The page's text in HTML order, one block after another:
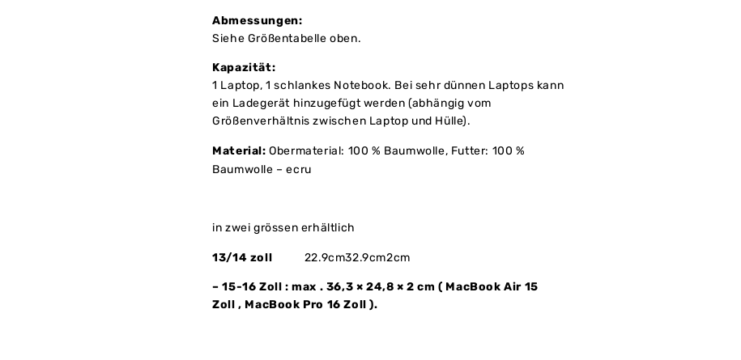
Abmessungen:
Siehe Größentabelle oben.
Kapazität:
1 Laptop, 1 schlankes Notebook. Bei sehr dünnen Laptops kann
ein Ladegerät hinzugefügt werden (abhängig vom
Größenverhältnis zwischen Laptop und Hülle).
Material:Obermaterial: 100 % Baumwolle, Futter: 100 %
Baumwolle – ecru
in zwei grössen erhältlich
13/14 zoll 22.9cm32.9cm2cm
–15-16 Zoll : max . 36,3 × 24,8 × 2 cm ( MacBook Air 15
Zoll , MacBook Pro 16 Zoll ).